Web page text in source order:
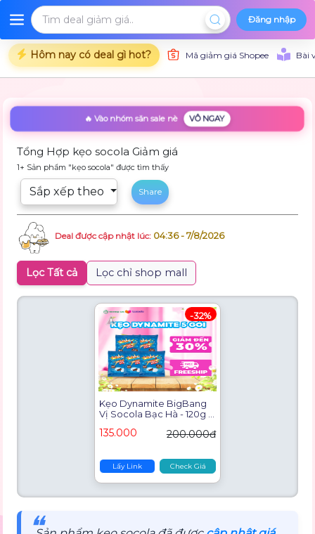
Đăng nhập
Hôm nay có deal gì hot? Mã giảm giá Shopee Bài
🔥 Vào nhóm săn sale nè VÔ NGAY
Tổng Hợp kẹo socola Giảm giá
1+ Sản phẩm "kẹo socola" được tìm thấy
Sắp xếp theo Share
Deal được cập nhật lúc: 04:36 - 7/8/2026
Lọc Tất cả Lọc chỉ shop mall
Kẹo Dynamite BigBang
Vị Socola Bạc Hà - 120g -
135.000 200.000đ
Lấy Link Check Giá
-32%
❝